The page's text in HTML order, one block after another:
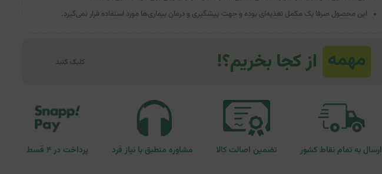
این محصول صرفا یک مکمل تغذیه‌ای بوده و جهت پیشگیری و درمان بیماری‌ها مورد استفاده قرار نمی‌گیرد.
ارسال به تمام نقاط کشور تضمین اصالت کالا مشاوره منطبق با نیاز فرد پرداخت در ۴ قسط